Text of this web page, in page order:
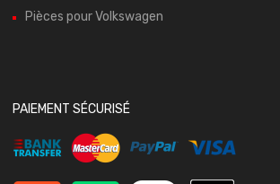
Pièces pour Volkswagen
PAIEMENT SÉCURISÉ